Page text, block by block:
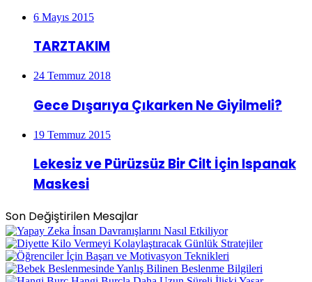
6 Mayıs 2015
TARZTAKIM
24 Temmuz 2018
Gece Dışarıya Çıkarken Ne Giyilmeli?
19 Temmuz 2015
Lekesiz ve Pürüzsüz Bir Cilt İçin Ispanak
Maskesi
Son Değiştirilen Mesajlar